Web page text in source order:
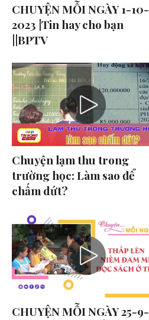
CHUYỆN MỖI NGÀY 1-10-
2023 |Tin hay cho bạn
||BPTV
Chuyện lạm thu trong
trường học: Làm sao để
chấm dứt?
CHUYỆN MỖI NGÀY 25-9-